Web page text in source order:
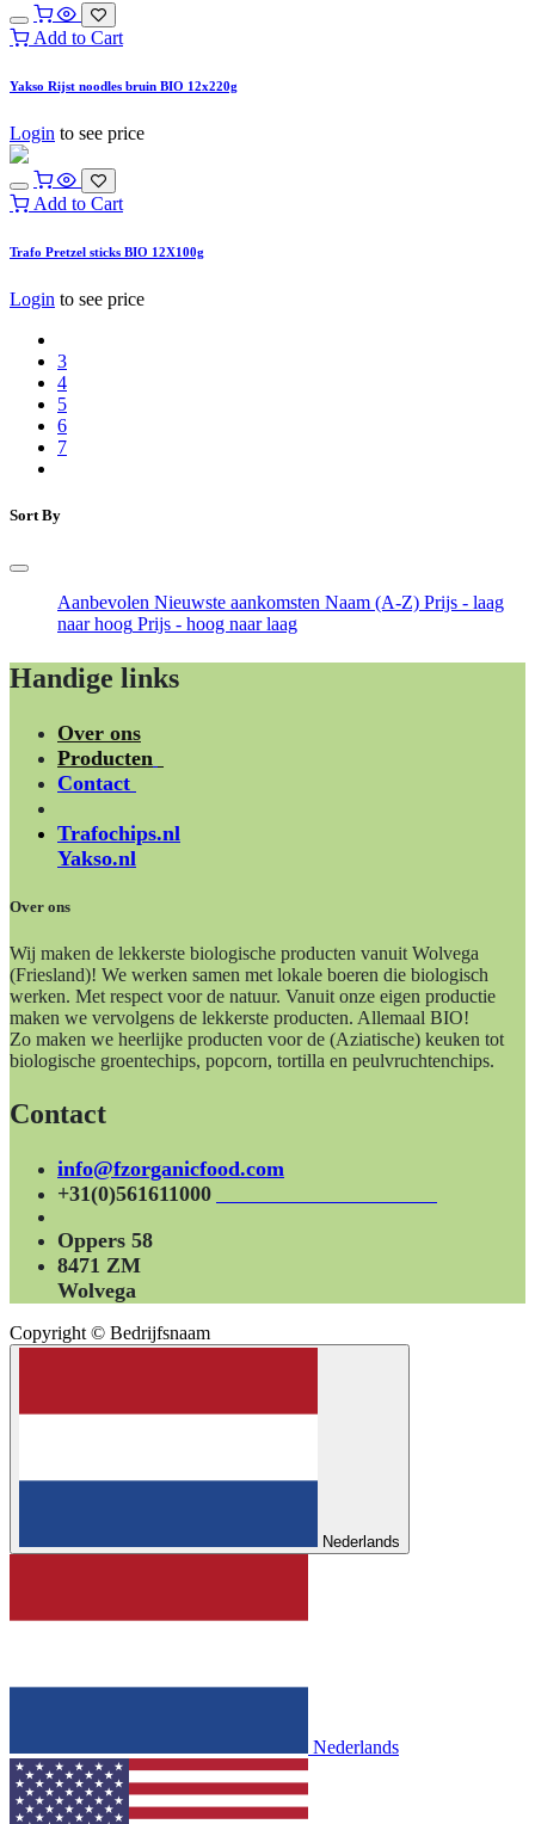
Add to Cart
Yakso Rijst noodles bruin BIO 12x220g
Login to see price
Add to Cart
Trafo Pretzel sticks BIO 12X100g
Login to see price
3
4
5
6
7
Sort By
Aanbevolen Nieuwste aankomsten Naam (A-Z) Prijs - laag
naar hoog Prijs - hoog naar laag
Handige links
Over ons
Producten
Contact
Trafochips.nl
Yakso.nl
Over ons
Wij maken de lekkerste biologische producten vanuit Wolvega
(Friesland)! We werken samen met lokale boeren die biologisch
werken. Met respect voor de natuur. Vanuit onze eigen productie
maken we vervolgens de lekkerste producten. Allemaal BIO!
Zo maken we heerlijke producten voor de (Aziatische) keuken tot
biologische groentechips, popcorn, tortilla en peulvruchtenchips.
Contact
info@fzorganicfood.com
+31(0)561611000
Oppers 58
8471 ZM
Wolvega
Copyright © Bedrijfsnaam
Nederlands
Nederlands